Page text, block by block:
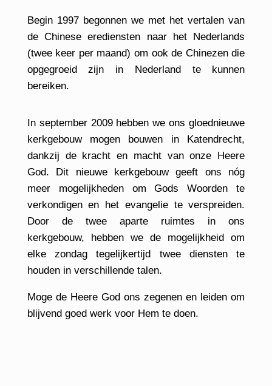
Begin 1997 begonnen we met het vertalen van
de Chinese erediensten naar het Nederlands
(twee keer per maand) om ook de Chinezen die
opgegroeid zijn in Nederland te kunnen
bereiken.
In september 2009 hebben we ons gloednieuwe
kerkgebouw mogen bouwen in Katendrecht,
dankzij de kracht en macht van onze Heere
God. Dit nieuwe kerkgebouw geeft ons nóg
meer mogelijkheden om Gods Woorden te
verkondigen en het evangelie te verspreiden.
Door de twee aparte ruimtes in ons
kerkgebouw, hebben we de mogelijkheid om
elke zondag tegelijkertijd twee diensten te
houden in verschillende talen.
Moge de Heere God ons zegenen en leiden om
blijvend goed werk voor Hem te doen.